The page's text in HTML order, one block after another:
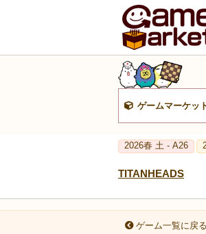
ゲームマーケッ
2026春 土 - A26
TITANHEADS
ゲーム一覧に戻る